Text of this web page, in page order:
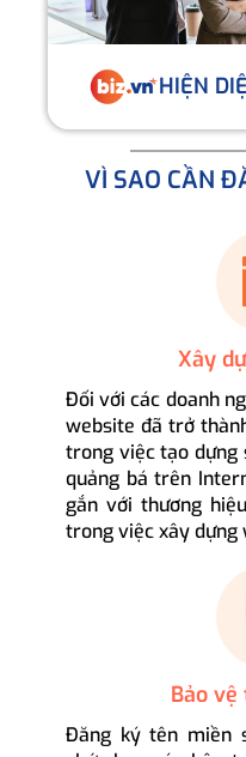
HIỆN
VÌ SAO CẦN
Xây
Đối với các doanh
website đã trở
trong việc tạo dựng
quảng bá trên
gắn với thương
trong việc xây dựng
Bảo
Đăng ký tên miền